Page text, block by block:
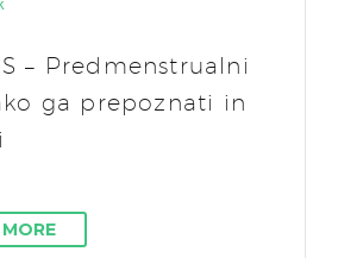
– Predmenstrualni
ga prepoznati in